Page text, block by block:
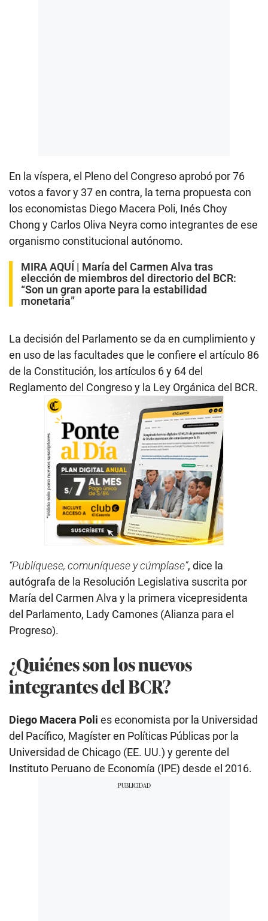
En la víspera, el Pleno del Congreso aprobó por 76
votos a favor y 37 en contra, la terna propuesta con
los economistas Diego Macera Poli, Inés Choy
Chong y Carlos Oliva Neyra como integrantes de ese
organismo constitucional autónomo.
MIRA AQUÍ | María del Carmen Alva tras
elección de miembros del directorio del BCR:
“Son un gran aporte para la estabilidad
monetaria”
La decisión del Parlamento se da en cumplimiento y
en uso de las facultades que le confiere el artículo 86
de la Constitución, los artículos 6 y 64 del
Reglamento del Congreso y la Ley Orgánica del BCR.
“Publíquese, comuníquese y cúmplase”, dice la
autógrafa de la Resolución Legislativa suscrita por
María del Carmen Alva y la primera vicepresidenta
del Parlamento, Lady Camones (Alianza para el
Progreso).
¿Quiénes son los nuevos
integrantes del BCR?
Diego Macera Poli es economista por la Universidad
del Pacífico, Magíster en Políticas Públicas por la
Universidad de Chicago (EE. UU.) y gerente del
Instituto Peruano de Economía (IPE) desde el 2016.